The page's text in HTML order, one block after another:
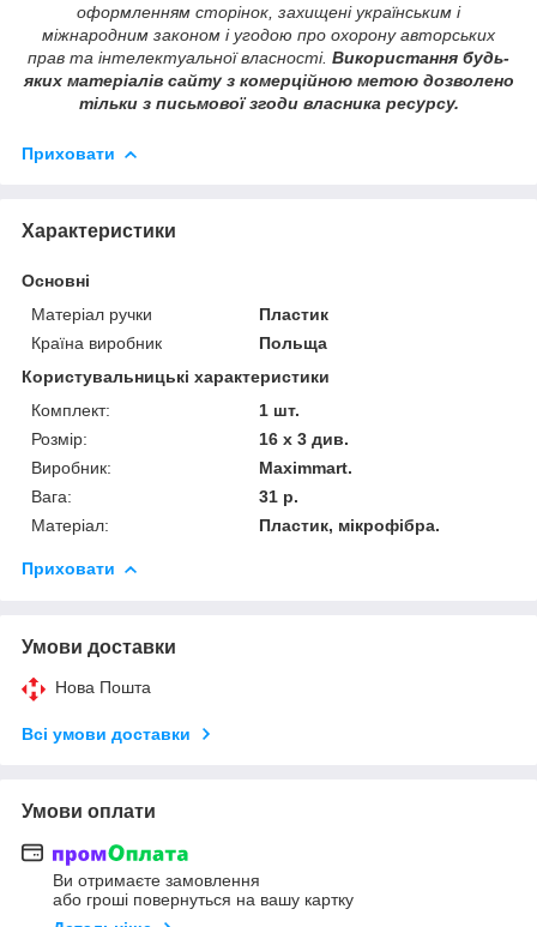
оформленням сторінок, захищені українським і
міжнародним законом і угодою про охорону авторських
прав та інтелектуальної власності. Використання будь-
яких матеріалів сайту з комерційною метою дозволено
тільки з письмової згоди власника ресурсу.
Приховати
Характеристики
Основні
Матеріал ручки
Пластик
Країна виробник
Польща
Користувальницькі характеристики
Комплект:
1 шт.
Розмір:
16 х 3 див.
Виробник:
Maximmart.
Вага:
31 р.
Матеріал:
Пластик, мікрофібра.
Приховати
Умови доставки
Нова Пошта
Всі умови доставки
Умови оплати
Ви отримаєте замовлення
або гроші повернуться на вашу картку